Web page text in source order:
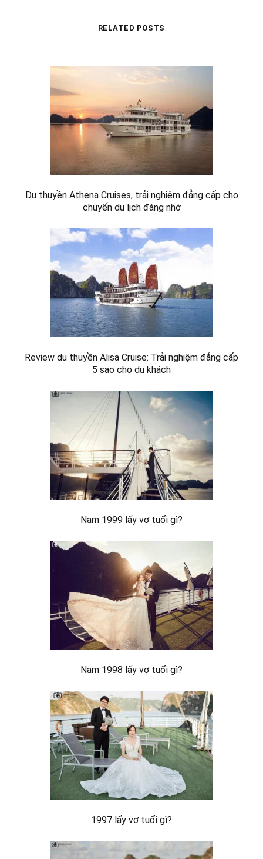
RELATED POSTS
Du thuyền Athena Cruises, trải nghiệm đẳng cấp cho
chuyến du lịch đáng nhớ
Review du thuyền Alisa Cruise: Trải nghiệm đẳng cấp
5 sao cho du khách
Nam 1999 lấy vợ tuổi gì?
Nam 1998 lấy vợ tuổi gì?
1997 lấy vợ tuổi gì?